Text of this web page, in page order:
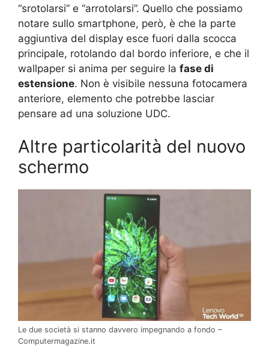
“srotolarsi” e “arrotolarsi”. Quello che possiamo
notare sullo smartphone, però, è che la parte
aggiuntiva del display esce fuori dalla scocca
principale, rotolando dal bordo inferiore, e che il
wallpaper si anima per seguire la fase di
estensione. Non è visibile nessuna fotocamera
anteriore, elemento che potrebbe lasciar
pensare ad una soluzione UDC.
Altre particolarità del nuovo
schermo
Le due società si stanno davvero impegnando a fondo –
Computermagazine.it